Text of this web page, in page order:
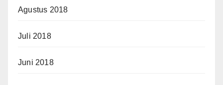
Agustus 2018
Juli 2018
Juni 2018